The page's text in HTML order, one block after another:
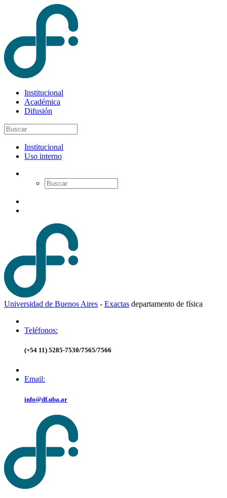
Institucional
Académica
Difusión
Institucional
Uso interno
Universidad de Buenos Aires - Exactas departamento de física
Teléfonos:
(+54 11) 5285-7530/7565/7566
Email:
info@df.uba.ar